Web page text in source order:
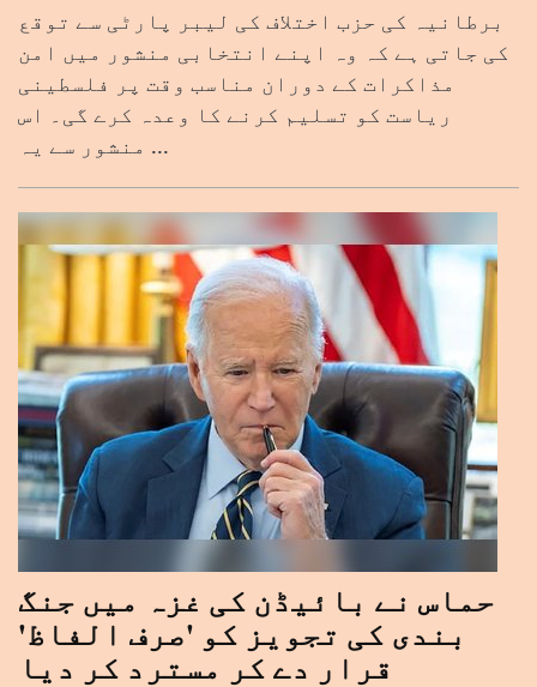
برطانیہ کی حزب اختلاف کی لیبر پارٹی سے توقع
کی جاتی ہے کہ وہ اپنے انتخابی منشور میں امن
مذاکرات کے دوران مناسب وقت پر فلسطینی
ریاست کو تسلیم کرنے کا وعدہ کرے گی۔ اس
منشور سے یہ ...
حماس نے بائیڈن کی غزہ میں جنگ
بندی کی تجویز کو 'صرف الفاظ'
قرار دے کر مسترد کر دیا